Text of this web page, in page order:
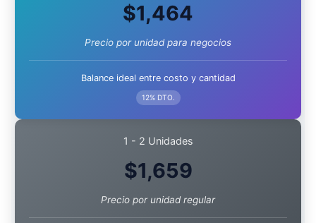
$1,464
Precio por unidad para negocios
Balance ideal entre costo y cantidad
12% DTO.
1 - 2 Unidades
$1,659
Precio por unidad regular